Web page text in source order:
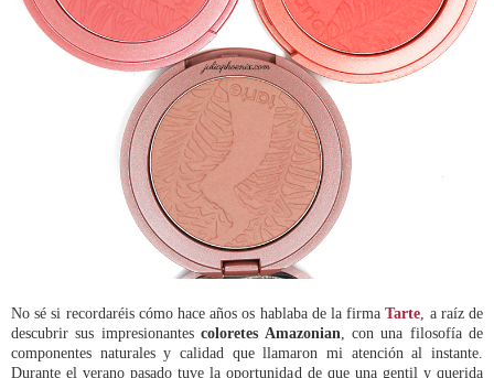
No sé si recordaréis cómo hace años os hablaba de la firmaTarte , a raíz de
descubrir sus impresionantescoloretes Amazonian , con una filosofía de
componentes naturales y calidad que llamaron mi atención al instante.
Durante el verano pasado tuve la oportunidad de que una gentil y querida